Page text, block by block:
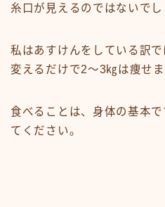
糸口が見えるのではないでし
私はあすけんをしている訳
変えるだけで2～3㎏は痩せま
食べることは、身体の基本
てください。